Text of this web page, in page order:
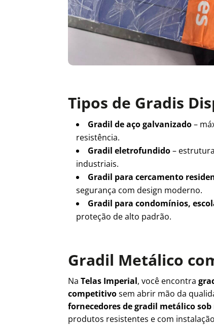
Tipos de Gradis
Gradil de aço galvanizado–
resistência.
Gradil eletrofundido–
industriais.
Gradil para cercamento
segurança com design moderno.
Gradil para condomínios,
proteção de alto padrão.
Gradil Metálico
NaTelas Imperial, você encontra
competitivosem abrir mão da
fornecedores de gradil metálico sob
produtos resistentes e com